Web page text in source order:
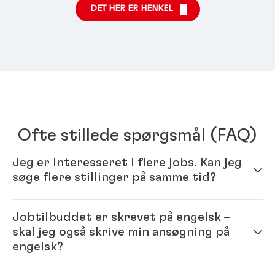
DET HER ER HENKEL
Ofte stillede spørgsmål (FAQ)
Jeg er interesseret i flere jobs. Kan jeg
søge flere stillinger på samme tid?
ansøgningssystem. Når din onlineprofil er færdig,
kan du søge flere stillinger.
Jobtilbuddet er skrevet på engelsk –
skal jeg også skrive min ansøgning på
engelsk?